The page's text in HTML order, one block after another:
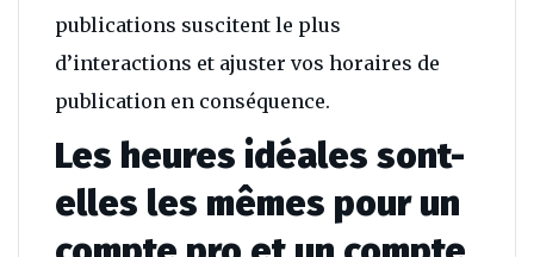
publications suscitent le plus
d’interactions et ajuster vos horaires de
publication en conséquence.
Les heures idéales sont-
elles les mêmes pour un